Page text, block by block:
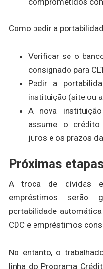
comprometidos
Como pedir a
Verificar se o
consignado para
Pedir a
instituição (site ou
A nova
assume o crédito
juros e os prazos
Próximas etapas
A troca de dívidas
empréstimos serão
portabilidade
CDC e empréstimos
No entanto, o
linha do Programa